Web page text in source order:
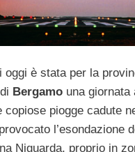
oggi è stata per la
Bergamo una giornata
copiose piogge cadute
l’esondazione
Niguarda, proprio in